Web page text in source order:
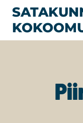
Siirry
sisältöön